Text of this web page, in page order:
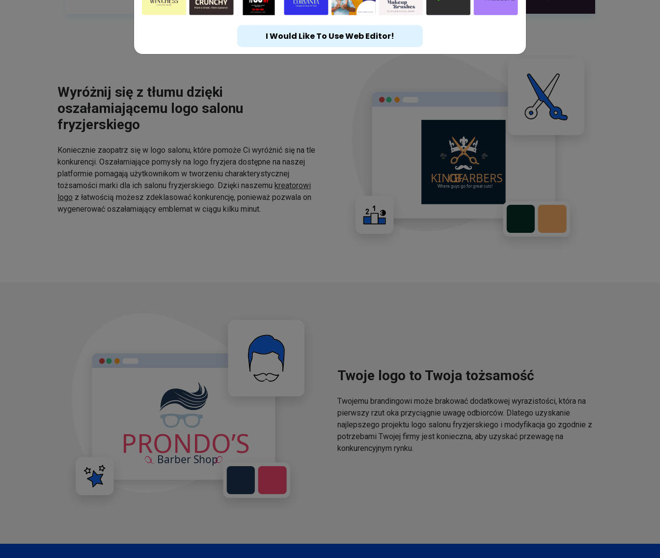
Wyróżnij się z tłumu dzięki
oszałamiającemu logo salonu
fryzjerskiego
Koniecznie zaopatrz się w logo salonu, które pomoże Ci wyróżnić się na tle
konkurencji. Oszałamiające pomysły na logo fryzjera dostępne na naszej
platformie pomagają użytkownikom w tworzeniu charakterystycznej
tożsamości marki dla ich salonu fryzjerskiego. Dzięki naszemu kreatorowi
logo z łatwością możesz zdeklasować konkurencję, ponieważ pozwala on
wygenerować oszałamiający emblemat w ciągu kilku minut.
Twoje logo to Twoja tożsamość
Twojemu brandingowi może brakować dodatkowej wyrazistości, która na
pierwszy rzut oka przyciągnie uwagę odbiorców. Dlatego uzyskanie
najlepszego projektu logo salonu fryzjerskiego i modyfikacja go zgodnie z
potrzebami Twojej firmy jest konieczna, aby uzyskać przewagę na
konkurencyjnym rynku.
I Would Like To Use Web Editor!